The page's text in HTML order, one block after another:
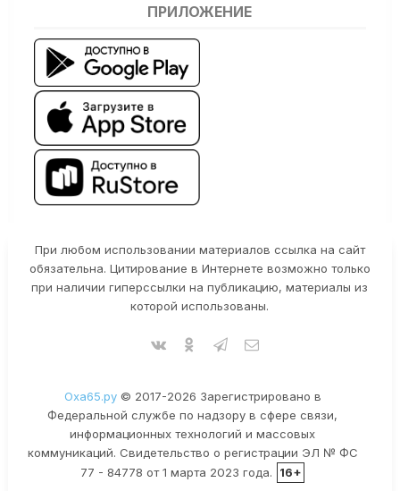
ПРИЛОЖЕНИЕ
При любом использовании материалов ссылка на сайт
обязательна. Цитирование в Интернете возможно только
при наличии гиперссылки на публикацию, материалы из
которой использованы.
Оха65.ру© 2017-2026 Зарегистрировано в
Федеральной службе по надзору в сфере связи,
информационных технологий и массовых
коммуникаций. Свидетельство о регистрации ЭЛ № ФС
77 - 84778 от 1 марта 2023 года.
16+